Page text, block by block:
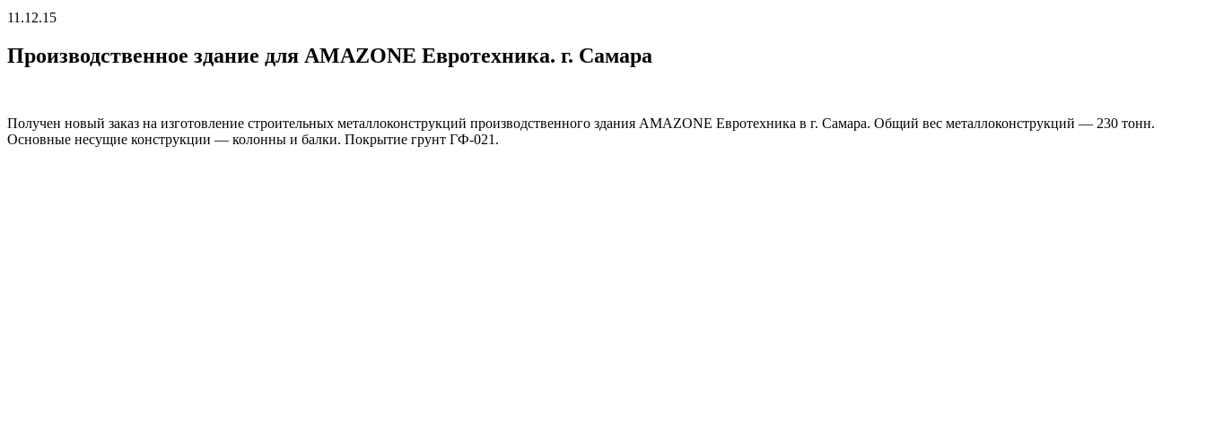
11.12.15
Производственное здание для AMAZONE Евротехника. г. Самара
Получен новый заказ на изготовление строительных металлоконструкций производственного здания AMAZONE Евротехника в г. Самара. Общий вес металлоконструкций — 230 тонн.
Основные несущие конструкции — колонны и балки. Покрытие грунт ГФ-021.